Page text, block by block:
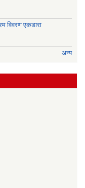
विवरण एकडारा
अन्य